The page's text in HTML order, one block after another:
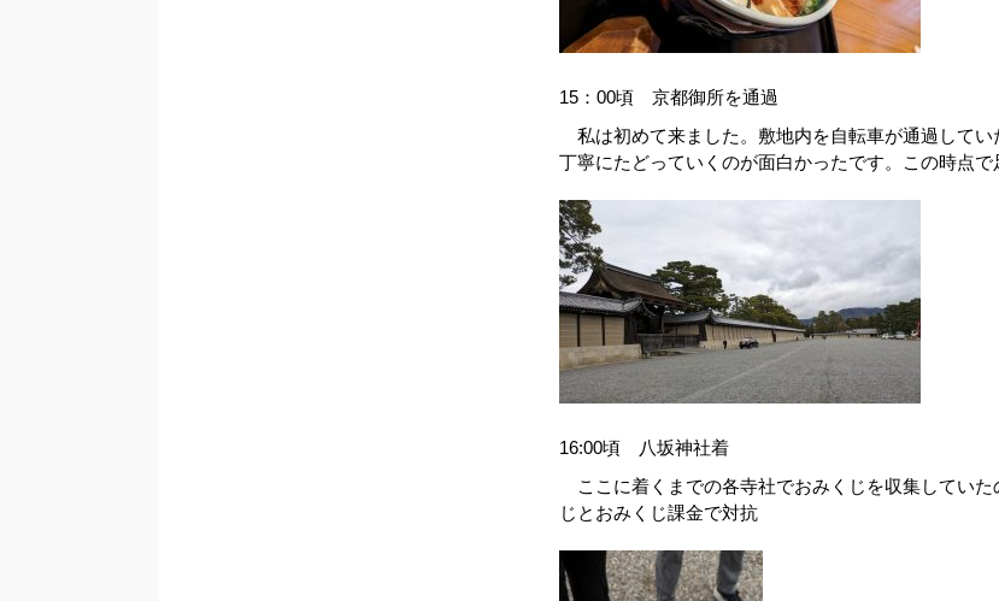
15：00頃 京都御所を通過
私は初めて来ました。敷地内を自転車が通過して
丁寧にたどっていくのが面白かったです。この時点
16:00頃 八坂神社着
ここに着くまでの各寺社でおみくじを収集してい
じとおみくじ課金で対抗